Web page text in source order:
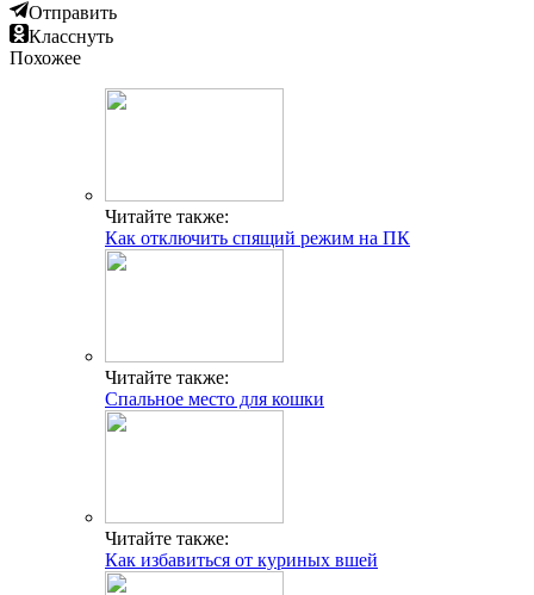
Отправить
Класснуть
Похожее
Читайте также:
Как отключить спящий режим на ПК
Читайте также:
Спальное место для кошки
Читайте также:
Как избавиться от куриных вшей